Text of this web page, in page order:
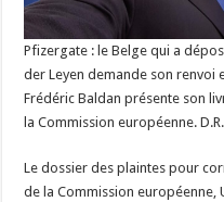
Pfizergate : le Belge qui a
der Leyen demande son renvoi
Frédéric Baldan présente son
la Commission européenne. D.R.
Le dossier des plaintes pour
de la Commission européenne,